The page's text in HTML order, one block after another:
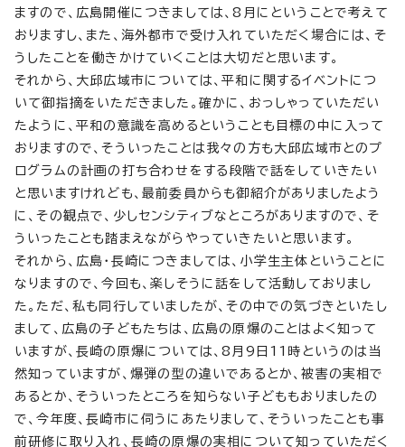
ますので、広島開催につきましては、8月にということで考えて
おりますし、また、海外都市で受け入れていただく場合には、そ
うしたことを働きかけていくことは大切だと思います。
それから、大邱広域市については、平和に関するイベントにつ
いて御指摘をいただきました。確かに、おっしゃっていただい
たように、平和の意識を高めるということも目標の中に入って
おりますので、そういったことは我々の方も大邱広域市とのプ
ログラムの計画の打ち合わせをする段階で話をしていきたい
と思いますけれども、最前委員からも御紹介がありましたよう
に、その観点で、少しセンシティブなところがありますので、そ
ういったことも踏まえながらやっていきたいと思います。
それから、広島・長崎につきましては、小学生主体ということに
なりますので、今回も、楽しそうに話をして活動しておりまし
た。ただ、私も同行していましたが、その中での気づきといたし
まして、広島の子どもたちは、広島の原爆のことはよく知って
いますが、長崎の原爆については、8月9日11時というのは当
然知っていますが、爆弾の型の違いであるとか、被害の実相で
あるとか、そういったところを知らない子どももおりましたの
で、今年度、長崎市に伺うにあたりまして、そういったことも事
前研修に取り入れ、長崎の原爆の実相について知っていただく